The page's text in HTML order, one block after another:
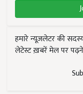
हमारे न्यूज़लेटर की
लेटेस्ट ख़बरें मेल पर